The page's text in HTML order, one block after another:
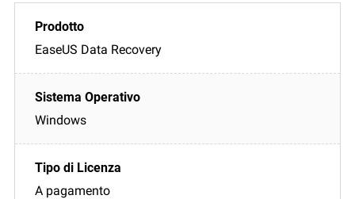
EaseUS Data Recovery
Windows
A pagamento